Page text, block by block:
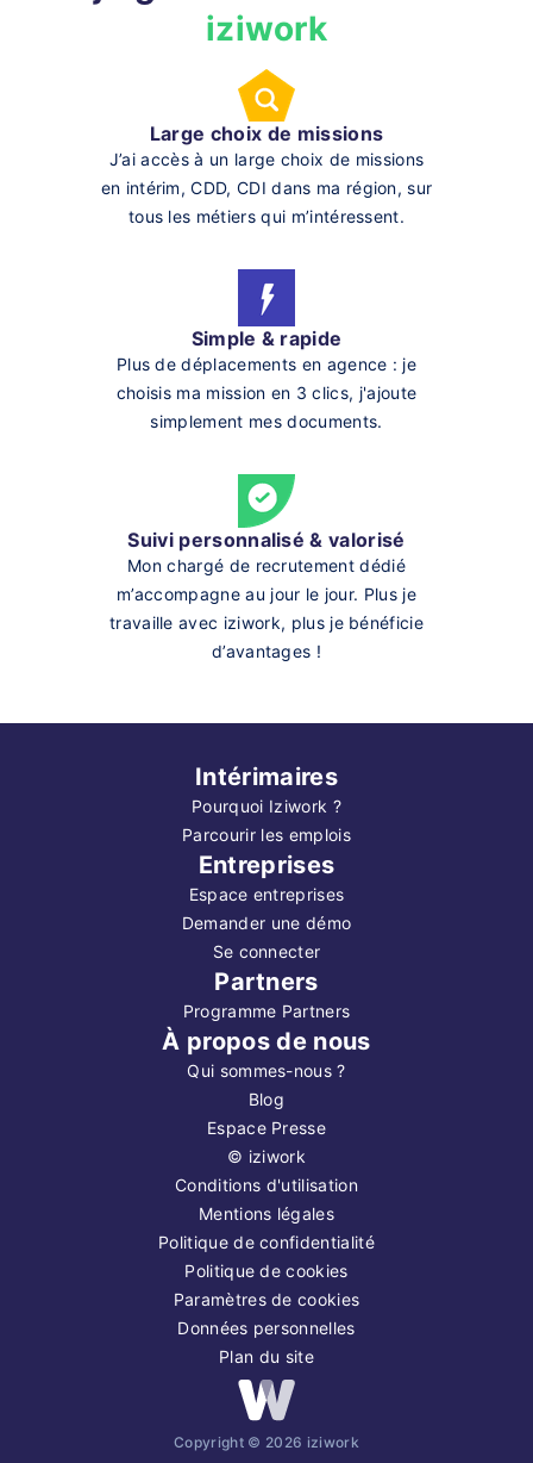
iziwork
Large choix de missions
J’ai accès à un large choix de missions
en intérim, CDD, CDI dans ma région, sur
tous les métiers qui m’intéressent.
Simple & rapide
Plus de déplacements en agence : je
choisis ma mission en 3 clics, j'ajoute
simplement mes documents.
Suivi personnalisé & valorisé
Mon chargé de recrutement dédié
m’accompagne au jour le jour. Plus je
travaille avec iziwork, plus je bénéficie
d’avantages !
Intérimaires
Pourquoi Iziwork ?
Parcourir les emplois
Entreprises
Espace entreprises
Demander une démo
Se connecter
Partners
Programme Partners
À propos de nous
Qui sommes-nous ?
Blog
Espace Presse
© iziwork
Conditions d'utilisation
Mentions légales
Politique de confidentialité
Politique de cookies
Paramètres de cookies
Données personnelles
Plan du site
Copyright © 2026 iziwork